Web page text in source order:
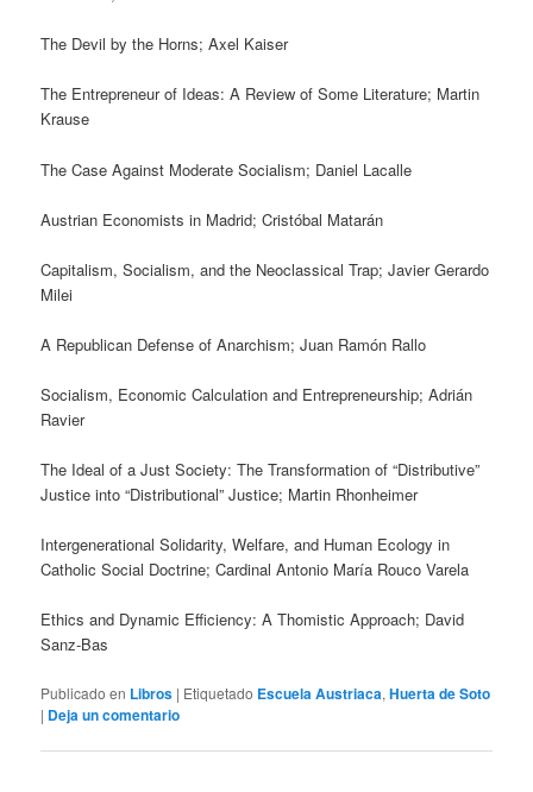
The Devil by the Horns; Axel Kaiser
The Entrepreneur of Ideas: A Review of Some Literature; Martin
Krause
The Case Against Moderate Socialism; Daniel Lacalle
Austrian Economists in Madrid; Cristóbal Matarán
Capitalism, Socialism, and the Neoclassical Trap; Javier Gerardo
Milei
A Republican Defense of Anarchism; Juan Ramón Rallo
Socialism, Economic Calculation and Entrepreneurship; Adrián
Ravier
The Ideal of a Just Society: The Transformation of “Distributive”
Justice into “Distributional” Justice; Martin Rhonheimer
Intergenerational Solidarity, Welfare, and Human Ecology in
Catholic Social Doctrine; Cardinal Antonio María Rouco Varela
Ethics and Dynamic Efficiency: A Thomistic Approach; David
Sanz-Bas
Publicado en Libros | Etiquetado Escuela Austriaca,Huerta de Soto
| Deja un comentario